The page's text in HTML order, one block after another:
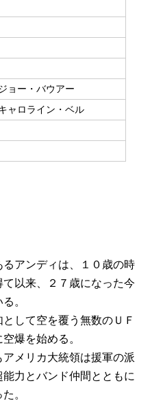
ョー・バウアー
ャロライン・ベル
アンディは、１０歳の時
以来、２７歳になった今
。
して空を覆う無数のＵＦ
爆を始める。
メリカ大統領は援軍の派
力とバンド仲間とともに
。